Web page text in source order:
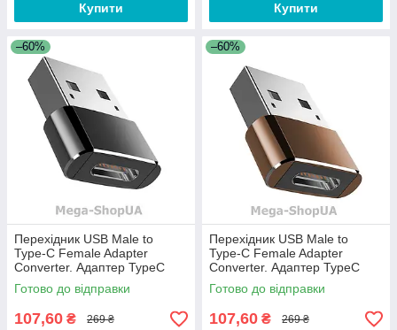
Купити Купити
–60%
Перехідник USB Male to
Type-C Female Adapter
Converter. Адаптер TypeC
(мама) - USB (тато) Чорний
Готово до відправки
107,60 ₴ 269 ₴
–60%
Перехідник USB Male to
Type-C Female Adapter
Converter. Адаптер TypeC
(мама) - USB (тато)
Коричневий
Готово до відправки
107,60 ₴ 269 ₴